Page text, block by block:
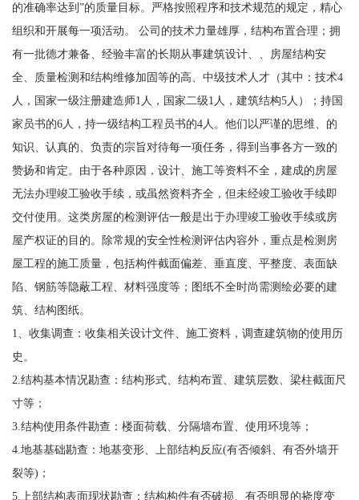
的准确率达到”的质量目标。严格按照程序和技术规范的规定，精心
组织和开展每一项活动。 公司的技术力量雄厚，结构布置合理；拥
有一批德才兼备、经验丰富的长期从事建筑设计、、房屋结构安
全、质量检测和结构维修加固等的高、中级技术人才（其中：技术4
人，国家一级注册建造师1人，国家二级1人，建筑结构5人）；持国
家员书的6人，持一级结构工程员书的4人。他们以严谨的思维、的
知识、认真的、负责的宗旨对待每一项任务，得到当事各方一致的
赞扬和肯定。由于各种原因，设计、施工等资料不全，建成的房屋
无法办理竣工验收手续，或虽然资料齐全，但未经竣工验收手续即
交付使用。这类房屋的检测评估一般是出于办理竣工验收手续或房
屋产权证的目的。除常规的安全性检测评估内容外，重点是检测房
屋工程的施工质量，包括构件截面偏差、垂直度、平整度、表面缺
陷、钢筋等隐蔽工程、材料强度等；图纸不全时尚需测绘必要的建
筑、结构图纸。
1、收集调查：收集相关设计文件、施工资料，调查建筑物的使用历
史。
2.结构基本情况勘查：结构形式、结构布置、建筑层数、梁柱截面尺
寸等；
3.结构使用条件勘查：楼面荷载、分隔墙布置、使用环境等；
4.地基基础勘查：地基变形、上部结构反应(有否倾斜、有否外墙开
裂等)；
5.上部结构表面现状勘查：结构构件有否破损、有否明显的挠度变